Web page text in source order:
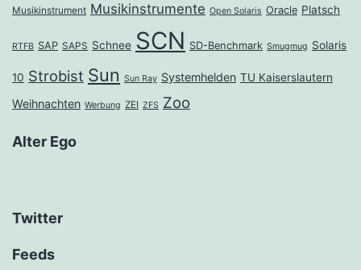
Musikinstrument Musikinstrumente Open Solaris Oracle Platsch
RTFB SAP SAPS Schnee SCN SD-Benchmark Smugmug Solaris
10 Strobist Sun Sun Ray Systemhelden TU Kaiserslautern
Weihnachten Werbung ZEI ZFS Zoo
Alter Ego
Twitter
Feeds